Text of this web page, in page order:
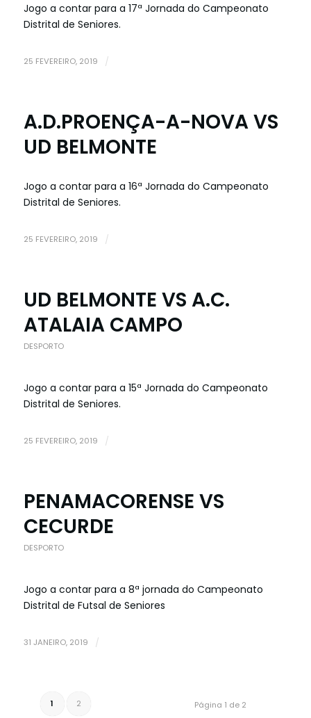
Jogo a contar para a 17ª Jornada do Campeonato
Distrital de Seniores.
25 FEVEREIRO, 2019 /
A.D.PROENÇA-A-NOVA VS
UD BELMONTE
Jogo a contar para a 16ª Jornada do Campeonato
Distrital de Seniores.
25 FEVEREIRO, 2019 /
UD BELMONTE VS A.C.
ATALAIA CAMPO
DESPORTO
Jogo a contar para a 15ª Jornada do Campeonato
Distrital de Seniores.
25 FEVEREIRO, 2019 /
PENAMACORENSE VS
CECURDE
DESPORTO
Jogo a contar para a 8ª jornada do Campeonato
Distrital de Futsal de Seniores
31 JANEIRO, 2019 /
Página 1 de 2
1 2